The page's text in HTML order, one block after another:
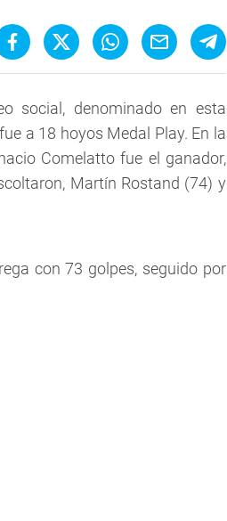
social, denominado en esta
a 18 hoyos Medal Play. En la
Comelatto fue el ganador,
Martín Rostand (74) y
con 73 golpes, seguido por